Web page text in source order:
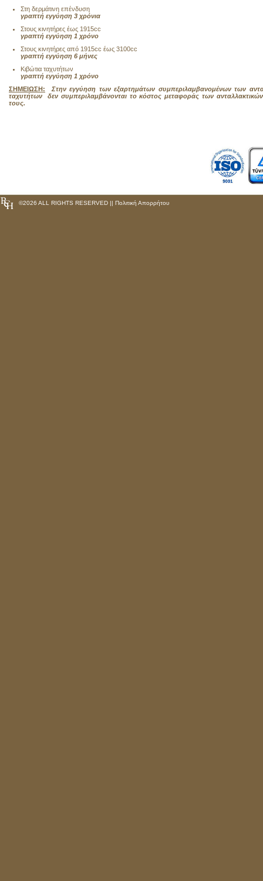
Στη δερμάτινη επένδυση
γραπτή εγγύηση 3 χρόνια
Στους κινητήρες έως 1915cc
γραπτή εγγύηση 1 χρόνο
Στους κινητήρες από 1915cc έως 3100cc
γραπτή εγγύηση 6 μήνες
Κιβώτια ταχυτήτων
γραπτή εγγύηση 1 χρόνο
ΣΗΜΕΙΩΣΗ:
Στην εγγύηση των εξαρτημάτων συμπεριλαμβανομένων των
ταχυτήτων δεν συμπεριλαμβάνονται το κόστος μεταφοράς των
τους.
©2026 ALL RIGHTS RESERVED || Πολιτική Απορρήτου